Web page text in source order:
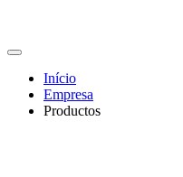
Início
Empresa
Productos